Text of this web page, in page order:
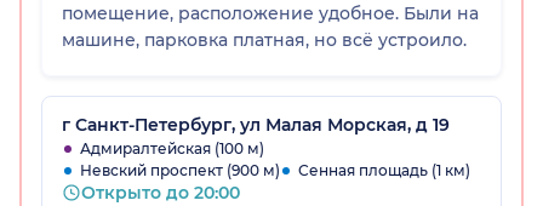
помещение, расположение удобное. Были на
машине, парковка платная, но всё устроило.
г Санкт-Петербург, ул Малая Морская, д 19
Адмиралтейская (100 м)
Невский проспект (900 м)
Сенная площадь (1 км)
Открыто до 20:00